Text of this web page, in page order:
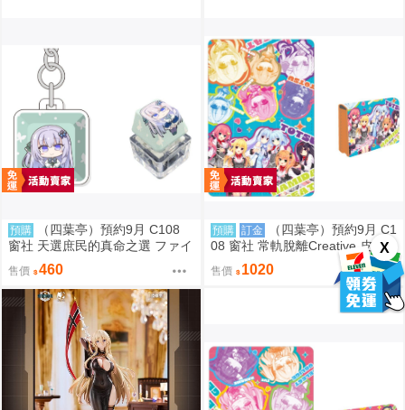
X
預購
（四葉亭）預約9月 C108
窗社 天選庶民的真命之選 ファイ
ブ 鍵盤按鍵造型鑰匙圈 0814
售價 460
預購 訂金
（四葉亭）預約9月 C1
08 窗社 常軌脫離Creative 皮革
製名片夾 0814
售價 1020